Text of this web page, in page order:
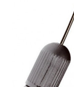
Kassalle